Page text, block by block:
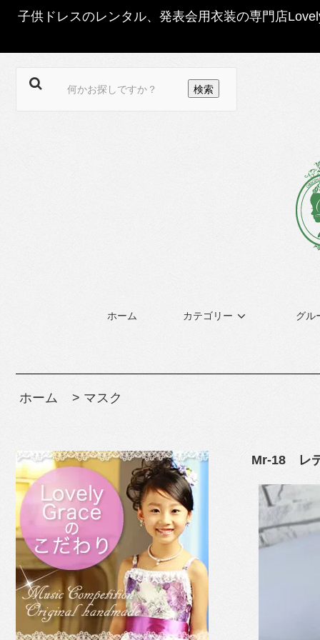
子供ドレスのレンタル、発表会用衣装の専門店
ホーム カテゴリー グル
ホーム > マスク
Mr-18 レ